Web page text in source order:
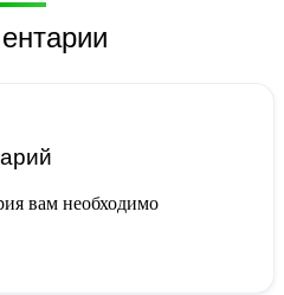
вам необходимо